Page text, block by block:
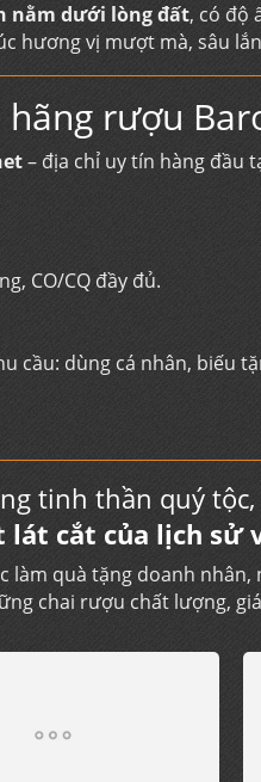
nằm dưới lòng đất, có độ
hương vị mượt mà, sâu
rượu
– địa chỉ uy tín hàng đầu
CO/CQ đầy đủ.
cầu: dùng cá nhân, biếu
tinh thần quý
lát cắt của lịch sử
quà tặng doanh
chai rượu chất lượng,